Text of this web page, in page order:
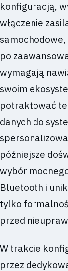
konfiguracją,
włączenie
po
wymagają
swoim
potraktować
danych do
późniejsze
wybór
Bluetooth i
tylko
przed
W trakcie
przez